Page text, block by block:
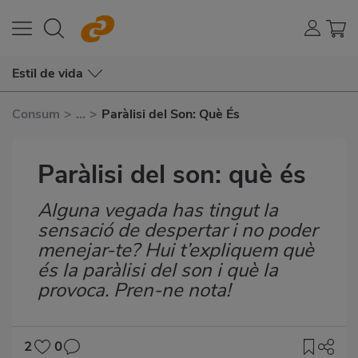
Estil de vida
Consum > ... > Paràlisi del Son: Què És
Paràlisi del son: què és
Subtítulo
Alguna vegada has tingut la
sensació de despertar i no poder
menejar-te? Hui t’expliquem què
és la paràlisi del son i què la
provoca. Pren-ne nota!
2
0